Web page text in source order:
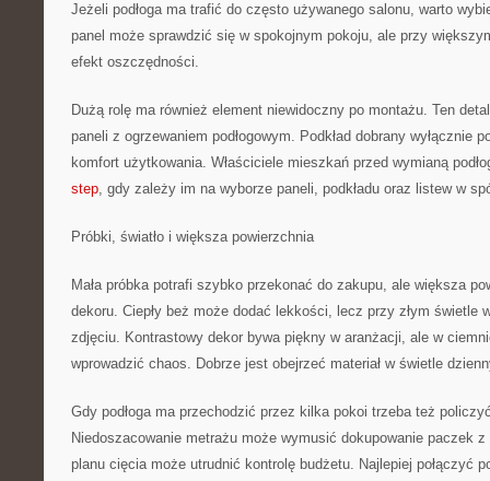
Jeżeli podłoga ma trafić do często używanego salonu, warto
panel może sprawdzić się w spokojnym pokoju, ale przy
efekt oszczędności.
Dużą rolę ma również element niewidoczny po montażu. Ten detal
paneli z ogrzewaniem podłogowym. Podkład dobrany wyłącznie
komfort użytkowania. Właściciele mieszkań przed wymianą
step, gdy zależy im na wyborze paneli, podkładu oraz listew w
Próbki, światło i większa powierzchnia
Mała próbka potrafi szybko przekonać do zakupu, ale większa
dekoru. Ciepły beż może dodać lekkości, lecz przy złym świetle
zdjęciu. Kontrastowy dekor bywa piękny w aranżacji, ale w
wprowadzić chaos. Dobrze jest obejrzeć materiał w świetle
Gdy podłoga ma przechodzić przez kilka pokoi trzeba też
Niedoszacowanie metrażu może wymusić dokupowanie paczek
planu cięcia może utrudnić kontrolę budżetu. Najlepiej połączyć